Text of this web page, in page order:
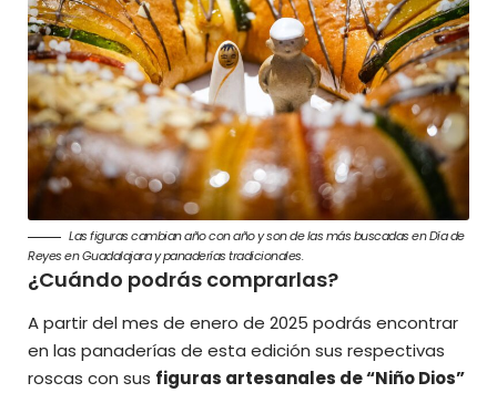
Las figuras cambian año con año y son de las más buscadas en Día de
Reyes en Guadalajara y panaderías tradicionales.
¿Cuándo podrás comprarlas?
A partir del mes de enero de 2025 podrás encontrar
en las panaderías de esta edición sus respectivas
roscas con sus figuras artesanales de “Niño Dios”